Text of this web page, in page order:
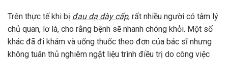
Trên thực tế khi bị đau dạ dày cấp, rất nhiều người có tâm lý
chủ quan, lơ là, cho rằng bệnh sẽ nhanh chóng khỏi. Một số
khác đã đi khám và uống thuốc theo đơn của bác sĩ nhưng
không tuân thủ nghiêm ngặt liệu trình điều trị do công việc